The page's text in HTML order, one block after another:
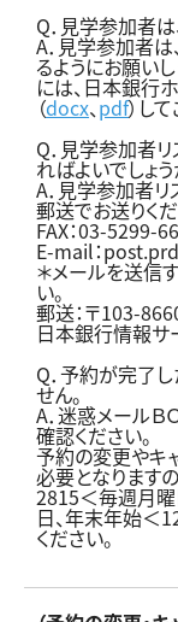
Q．見学参加者は
A．見学参加者は
るようにお願い
には、日本銀行
（docx、pdf）し
Q．見学参加者
ればよいでしょう
A．見学参加者リ
郵送でお送りくだ
FAX：03-5299-
E-mail：
＊メールを送信
い。
郵送：〒103-
日本銀行情報
Q．予約が完了
せん。
A．迷惑メールＢ
確認ください。
予約の変更やキ
必要となります
2815＜毎週月曜
日、年末年始＜
ください。